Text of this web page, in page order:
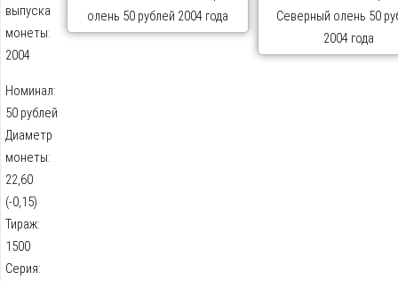
выпуска
монеты:
2004
Номинал:
50 рублей
Диаметр
монеты:
22,60
(-0,15)
Тираж:
1500
Серия: